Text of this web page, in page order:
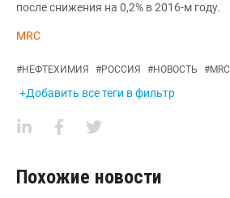
после снижения на 0,2% в 2016-м году.
MRC
#НЕФТЕХИМИЯ #РОССИЯ #НОВОСТЬ #MRC
+Добавить все теги в фильтр
Похожие новости